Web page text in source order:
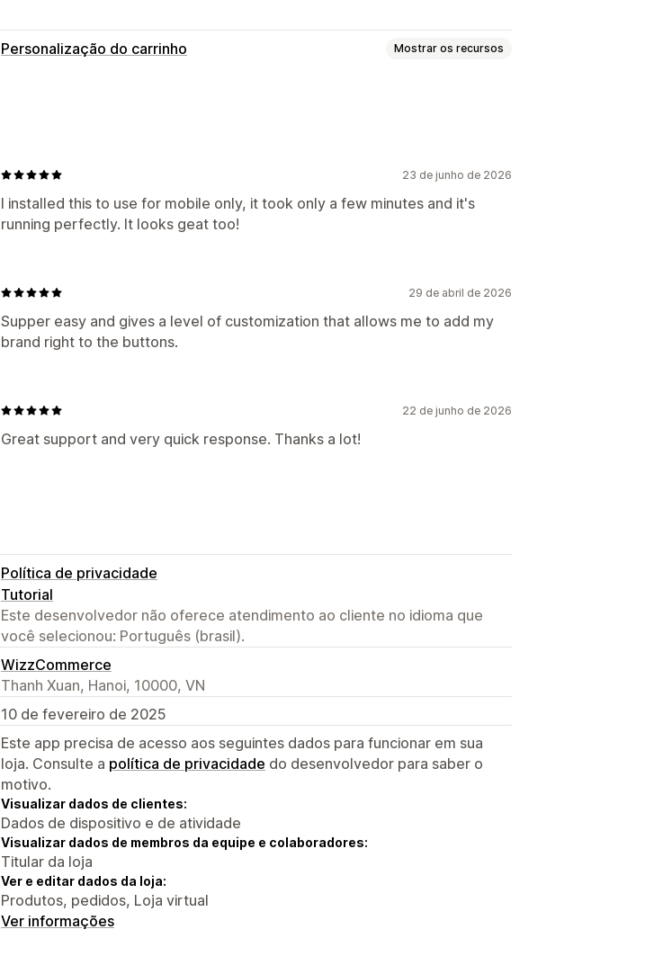
Personalização do carrinho Mostrar os recursos
23 de junho de 2026
I installed this to use for mobile only, it took only a few minutes and it's
running perfectly. It looks geat too!
29 de abril de 2026
Supper easy and gives a level of customization that allows me to add my
brand right to the buttons.
22 de junho de 2026
Great support and very quick response. Thanks a lot!
Política de privacidade
Tutorial
Este desenvolvedor não oferece atendimento ao cliente no idioma que
você selecionou: Português (brasil).
WizzCommerce
Thanh Xuan, Hanoi, 10000, VN
10 de fevereiro de 2025
Este app precisa de acesso aos seguintes dados para funcionar em sua
loja. Consulte a política de privacidade do desenvolvedor para saber o
motivo.
Visualizar dados de clientes:
Dados de dispositivo e de atividade
Visualizar dados de membros da equipe e colaboradores:
Titular da loja
Ver e editar dados da loja:
Produtos, pedidos, Loja virtual
Ver informações